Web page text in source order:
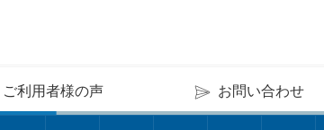
ご利用者様の声 お問い合わせ